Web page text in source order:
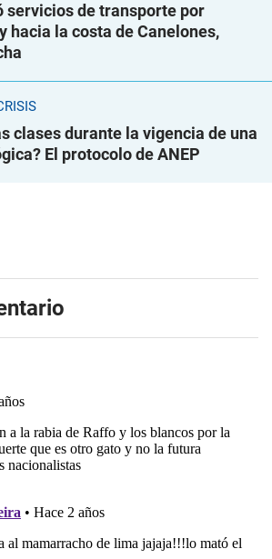
servicios de transporte por
hacia la costa de Canelones,
clases durante la vigencia de una
El protocolo de ANEP